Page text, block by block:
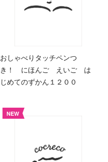
おしゃべりタッチペンつ
き！ にほんご えいご は
じめてのずかん１２００
NEW